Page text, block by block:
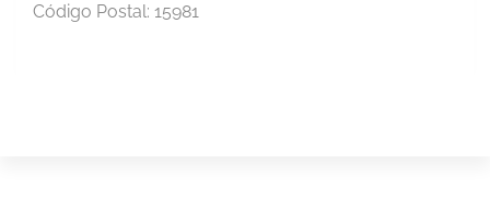
Código Postal: 15981